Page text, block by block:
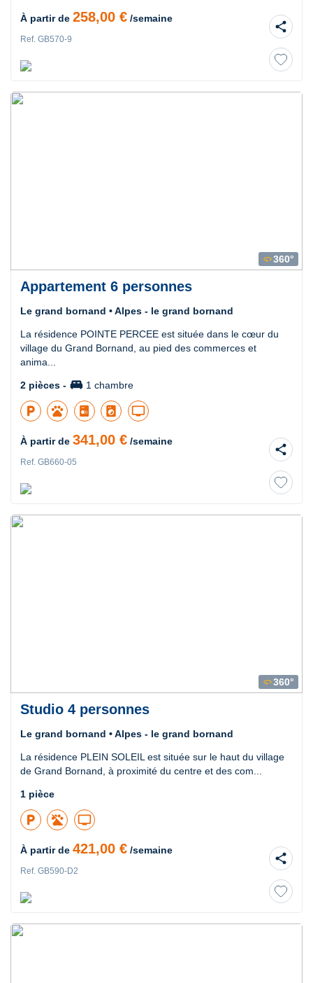
À partir de 258,00 € /semaine
Ref. GB570-9
share
360360°
Appartement 6 personnes
Le grand bornand • Alpes - le grand bornand
La résidence POINTE PERCEE est située dans le cœur du
village du Grand Bornand, au pied des commerces et
anima...
2 pièces - king_bed 1 chambre
local_parking pets local_laundry_service tv
À partir de 341,00 € /semaine
Ref. GB660-05
share
360360°
Studio 4 personnes
Le grand bornand • Alpes - le grand bornand
La résidence PLEIN SOLEIL est située sur le haut du village
de Grand Bornand, à proximité du centre et des com...
1 pièce
local_parking tv
À partir de 421,00 € /semaine
Ref. GB590-D2
share